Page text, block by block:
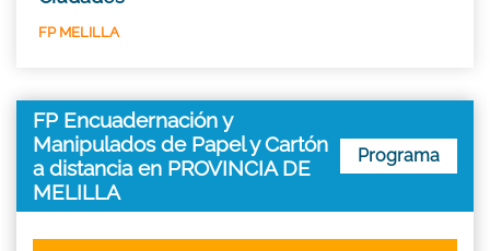
FP MELILLA
FP Encuadernación y
Manipulados de Papel y Cartón
a distancia en PROVINCIA DE
MELILLA
Programa